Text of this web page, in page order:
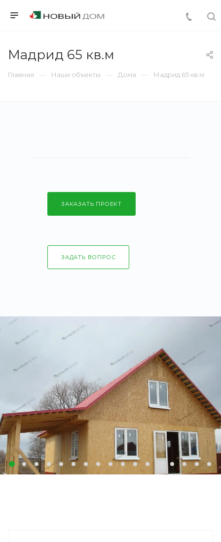
Мадрид 65 кв.м
Главная Наши объекты Дома Мадрид 65 кв.м
ЗАКАЗАТЬ ПРОЕКТ
ЗАДАТЬ ВОПРОС